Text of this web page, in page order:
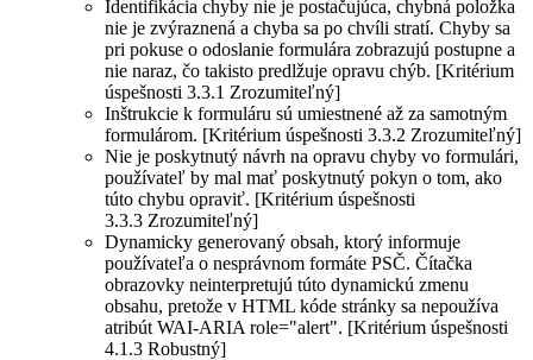
Identifikácia chyby nie je postačujúca, chybná položka
nie je zvýraznená a chyba sa po chvíli stratí. Chyby sa
pri pokuse o odoslanie formulára zobrazujú postupne a
nie naraz, čo takisto predlžuje opravu chýb. [Kritérium
úspešnosti 3.3.1 Zrozumiteľný]
Inštrukcie k formuláru sú umiestnené až za samotným
formulárom. [Kritérium úspešnosti 3.3.2 Zrozumiteľný]
Nie je poskytnutý návrh na opravu chyby vo formulári,
používateľ by mal mať poskytnutý pokyn o tom, ako
túto chybu opraviť. [Kritérium úspešnosti
3.3.3 Zrozumiteľný]
Dynamicky generovaný obsah, ktorý informuje
používateľa o nesprávnom formáte PSČ. Čítačka
obrazovky neinterpretujú túto dynamickú zmenu
obsahu, pretože v HTML kóde stránky sa nepoužíva
atribút WAI-ARIA role="alert". [Kritérium úspešnosti
4.1.3 Robustný]